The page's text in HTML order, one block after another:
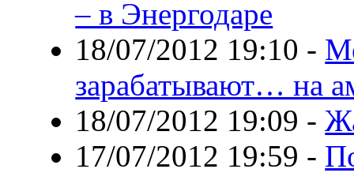
– в Энергодаре
18/07/2012 19:10 -
зарабатывают… на
18/07/2012 19:09 -
17/07/2012 19:59 -